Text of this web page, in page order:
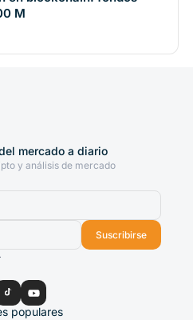
M
mercado a diario
y análisis de mercado
Suscribirse
populares